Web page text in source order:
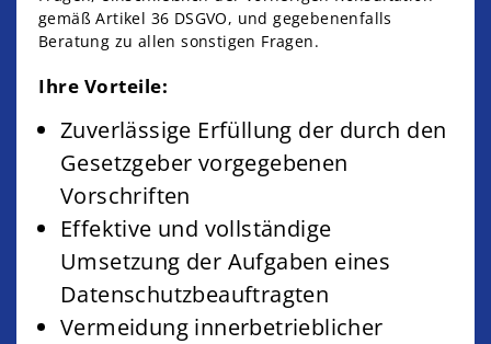
gemäß Artikel 36 DSGVO, und gegebenenfalls
Beratung zu allen sonstigen Fragen.
Ihre Vorteile:
Zuverlässige Erfüllung der durch den
Gesetzgeber vorgegebenen
Vorschriften
Effektive und vollständige
Umsetzung der Aufgaben eines
Datenschutzbeauftragten
Vermeidung innerbetrieblicher